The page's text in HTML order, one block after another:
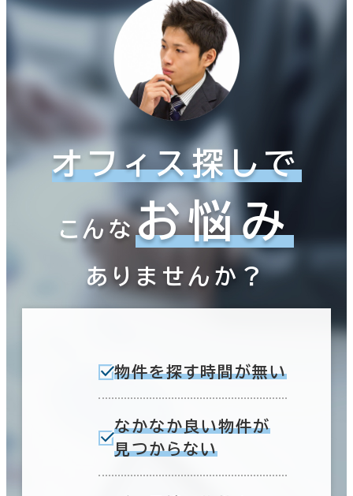
オフィス探しで
こんなお悩み
ありませんか？
物件を探す時間が無い
なかなか良い物件が
見つからない